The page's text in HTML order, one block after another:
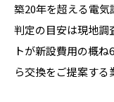
築20年を超える電気
判定の目安は現地調
トが新設費用の概
ら交換をご提案する